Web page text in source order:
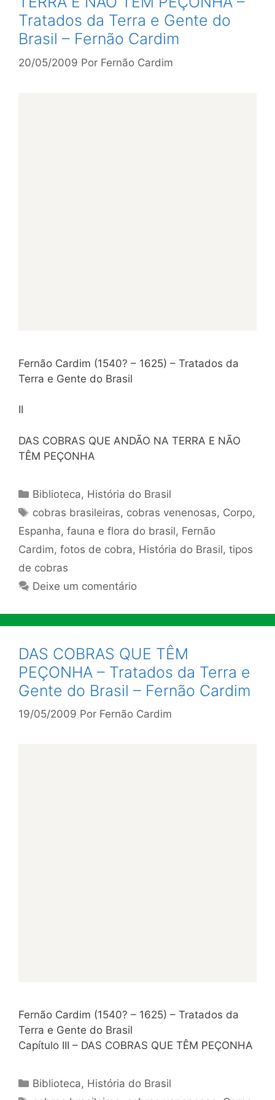
Tratados da Terra e Gente do
Brasil – Fernão Cardim
20/05/2009 Por Fernão Cardim
Fernão Cardim (1540? – 1625) – Tratados da
Terra e Gente do Brasil
II
DAS COBRAS QUE ANDÃO NA TERRA E NÃO
TÊM PEÇONHA
Categorias
Biblioteca, História do Brasil
Tags
cobras brasileiras, cobras venenosas, Corpo,
Espanha, fauna e flora do brasil, Fernão
Cardim, fotos de cobra, História do Brasil, tipos
de cobras
Deixe um comentário
DAS COBRAS QUE TÊM
PEÇONHA – Tratados da Terra e
Gente do Brasil – Fernão Cardim
19/05/2009 Por Fernão Cardim
Fernão Cardim (1540? – 1625) – Tratados da
Terra e Gente do Brasil
Capítulo III – DAS COBRAS QUE TÊM PEÇONHA
Categorias
Biblioteca, História do Brasil